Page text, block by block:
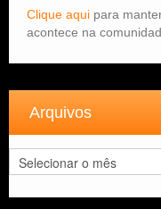
Clique aqui para
acontece na
Arquivos
Arquivos